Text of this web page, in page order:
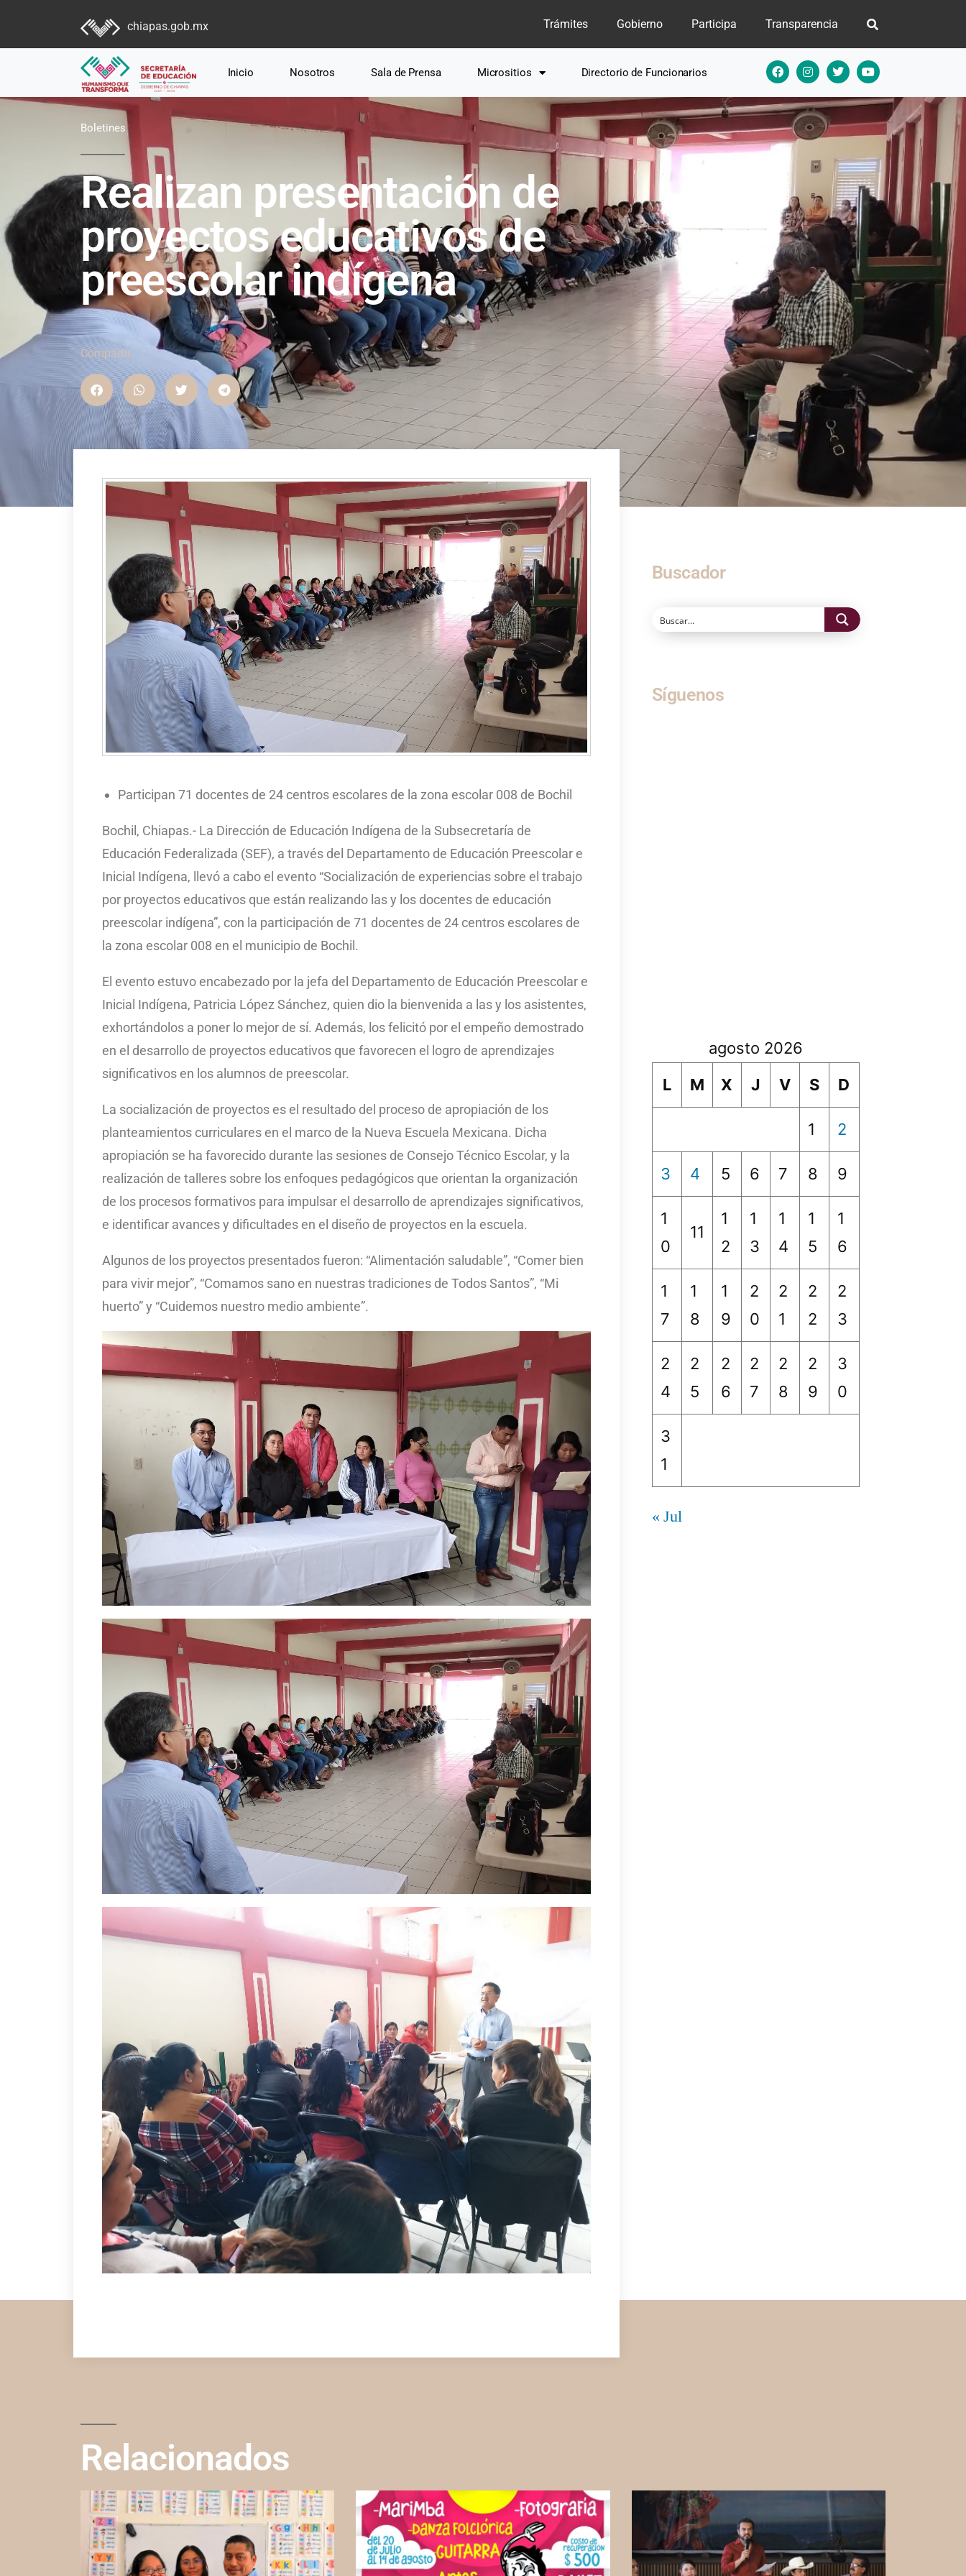
chiapas.gob.mx Trámites Gobierno Participa Transparencia
Inicio Nosotros Sala de Prensa Micrositios Directorio de Funcionarios
Boletines
Realizan presentación de
proyectos educativos de
preescolar indígena
Compartir
Participan 71 docentes de 24 centros escolares de la zona escolar 008 de Bochil
Bochil, Chiapas.- La Dirección de Educación Indígena de la Subsecretaría de
Educación Federalizada (SEF), a través del Departamento de Educación Preescolar e
Inicial Indígena, llevó a cabo el evento “Socialización de experiencias sobre el trabajo
por proyectos educativos que están realizando las y los docentes de educación
preescolar indígena”, con la participación de 71 docentes de 24 centros escolares de
la zona escolar 008 en el municipio de Bochil.
El evento estuvo encabezado por la jefa del Departamento de Educación Preescolar e
Inicial Indígena, Patricia López Sánchez, quien dio la bienvenida a las y los asistentes,
exhortándolos a poner lo mejor de sí. Además, los felicitó por el empeño demostrado
en el desarrollo de proyectos educativos que favorecen el logro de aprendizajes
significativos en los alumnos de preescolar.
La socialización de proyectos es el resultado del proceso de apropiación de los
planteamientos curriculares en el marco de la Nueva Escuela Mexicana. Dicha
apropiación se ha favorecido durante las sesiones de Consejo Técnico Escolar, y la
realización de talleres sobre los enfoques pedagógicos que orientan la organización
de los procesos formativos para impulsar el desarrollo de aprendizajes significativos,
e identificar avances y dificultades en el diseño de proyectos en la escuela.
Algunos de los proyectos presentados fueron: “Alimentación saludable”, “Comer bien
para vivir mejor”, “Comamos sano en nuestras tradiciones de Todos Santos”, “Mi
huerto” y “Cuidemos nuestro medio ambiente”.
Buscador
Síguenos
agosto 2026
L
M X J V S D
1 2
3 4 5 6 7 8 9
1
0
11
1
2
1
3
1
4
1
5
1
6
1
7
1
8
1
9
2
0
2
1
2
2
2
3
2
4
2
5
2
6
2
7
2
8
2
9
3
0
3
1
« Jul
Relacionados